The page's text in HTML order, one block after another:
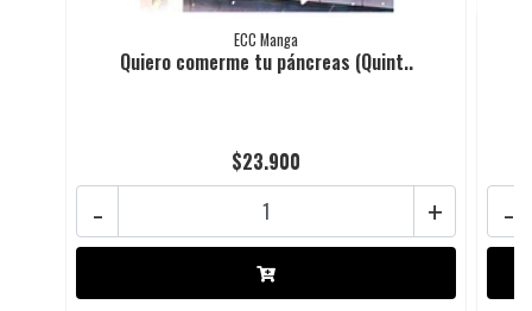
ECC Manga
Quiero comerme tu páncreas (Quint..
$23.900
+
- -